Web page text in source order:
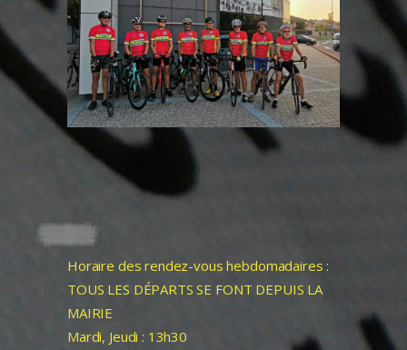
Horaire des rendez-vous hebdomadaires :
TOUS LES DÉPARTS SE FONT DEPUIS LA
MAIRIE
Mardi, Jeudi : 13h30